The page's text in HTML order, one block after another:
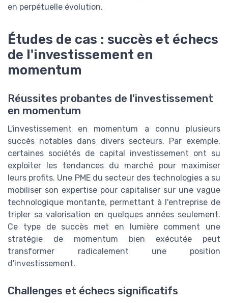
en perpétuelle évolution.
Études de cas : succès et échecs
de l'investissement en
momentum
Réussites probantes de l'investissement
en momentum
L'investissement en momentum a connu plusieurs
succès notables dans divers secteurs. Par exemple,
certaines sociétés de capital investissement ont su
exploiter les tendances du marché pour maximiser
leurs profits. Une PME du secteur des technologies a su
mobiliser son expertise pour capitaliser sur une vague
technologique montante, permettant à l'entreprise de
tripler sa valorisation en quelques années seulement.
Ce type de succès met en lumière comment une
stratégie de momentum bien exécutée peut
transformer radicalement une position
d'investissement.
Challenges et échecs significatifs